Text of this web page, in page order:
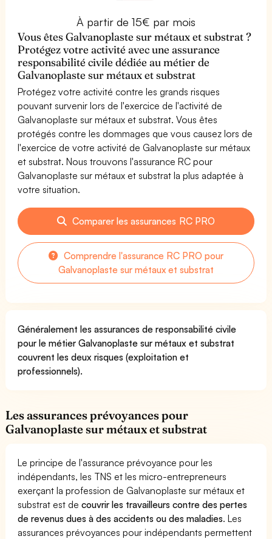
À partir de 15€ par mois
Vous êtes Galvanoplaste sur métaux et substrat ?
Protégez votre activité avec une assurance
responsabilité civile dédiée au métier de
Galvanoplaste sur métaux et substrat
Protégez votre activité contre les grands risques
pouvant survenir lors de l'exercice de l'activité de
Galvanoplaste sur métaux et substrat. Vous êtes
protégés contre les dommages que vous causez lors de
l'exercice de votre activité de Galvanoplaste sur métaux
et substrat. Nous trouvons l'assurance RC pour
Galvanoplaste sur métaux et substrat la plus adaptée à
votre situation.
Comparer les assurances RC PRO
Comprendre l'assurance RC PRO pour
Galvanoplaste sur métaux et substrat
Généralement les assurances de responsabilité civile
pour le métier Galvanoplaste sur métaux et substrat
couvrent les deux risques (exploitation et
professionnels).
Les assurances prévoyances pour
Galvanoplaste sur métaux et substrat
Le principe de l'assurance prévoyance pour les
indépendants, les TNS et les micro-entrepreneurs
exerçant la profession de Galvanoplaste sur métaux et
substrat est decouvrir les travailleurs contre des pertes
de revenus dues à des accidents ou des maladies. Les
assurances prévoyances pour indépendants permettent